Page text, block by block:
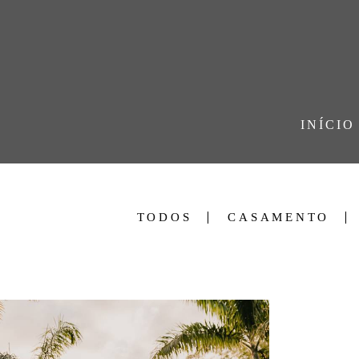
INÍCIO
TODOS CASAMENTO